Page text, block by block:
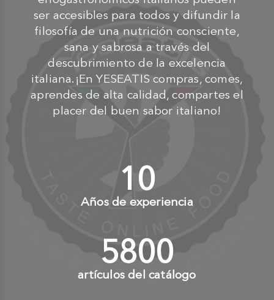
ser accesibles para todos y difundir la
filosofía de una nutrición consciente,
sana y sabrosa a través del
descubrimiento de la excelencia
italiana.¡En YESEATIS compras, comes,
aprendes de alta calidad, compartes el
placer del buen sabor italiano!
10+
Años de experiencia
6000+
artículos del catálogo